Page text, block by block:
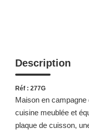
Description
Réf : 277G
Maison en
cuisine meublée et
plaque de cuisson,